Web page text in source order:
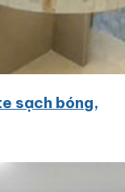
sạch bóng,